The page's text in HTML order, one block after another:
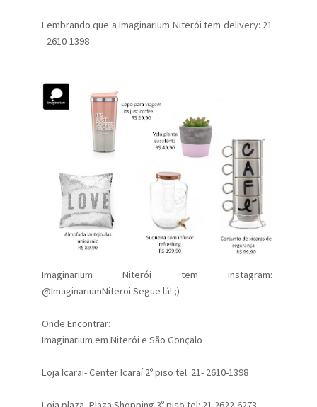
Lembrando que a Imaginarium Niterói tem delivery: 21
- 2610-1398
Imaginarium Niterói tem instagram:
@ImaginariumNiteroi Segue lá! ;)
Onde Encontrar:
Imaginarium em Niterói e São Gonçalo
Loja Icarai- Center Icaraí 2º piso tel: 21- 2610-1398